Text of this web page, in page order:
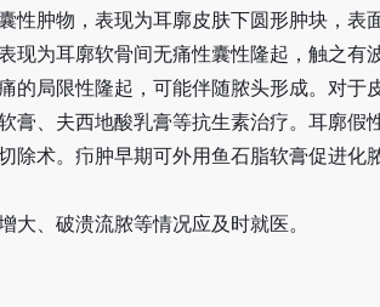
性肿物，表现为耳廓皮肤下圆形肿块，表
为耳廓软骨间无痛性囊性隆起，触之有
的局限性隆起，可能伴随脓头形成。对于
膏、夫西地酸乳膏等抗生素治疗。耳廓假
除术。疖肿早期可外用鱼石脂软膏促进化
大、破溃流脓等情况应及时就医。